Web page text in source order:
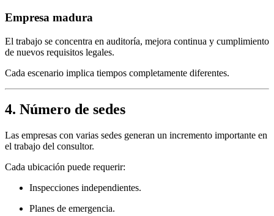
Empresa madura
El trabajo se concentra en auditoría, mejora continua y cumplimiento
de nuevos requisitos legales.
Cada escenario implica tiempos completamente diferentes.
4. Número de sedes
Las empresas con varias sedes generan un incremento importante en
el trabajo del consultor.
Cada ubicación puede requerir:
Inspecciones independientes.
Planes de emergencia.